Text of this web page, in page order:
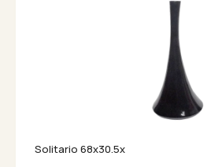
Solitario 68x30.5x